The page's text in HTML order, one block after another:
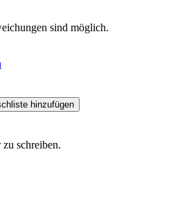
sind möglich.
schreiben.